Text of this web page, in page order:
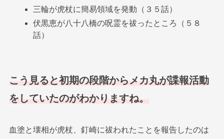
三輪が虎杖に簡易領域を発動（３５話）
伏黒恵が八十八橋の呪霊を祓ったところ（５８
話）
こう見ると初期の段階からメカ丸が諜報活動
をしていたのがわかりますね。
血塗と壊相が虎杖、釘崎に祓われたことを報告したのは